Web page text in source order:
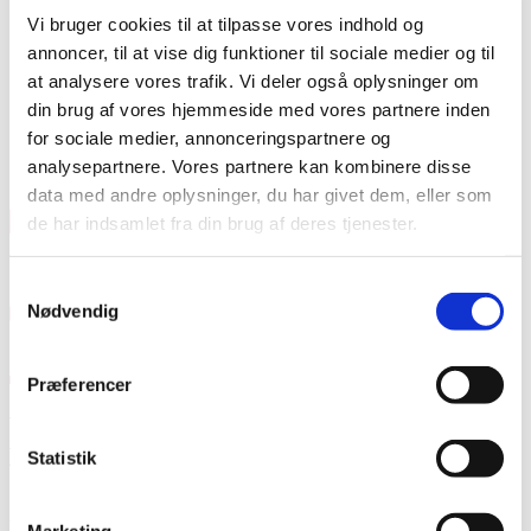
Vi bruger cookies til at tilpasse vores indhold og
annoncer, til at vise dig funktioner til sociale medier og til
at analysere vores trafik. Vi deler også oplysninger om
din brug af vores hjemmeside med vores partnere inden
for sociale medier, annonceringspartnere og
analysepartnere. Vores partnere kan kombinere disse
data med andre oplysninger, du har givet dem, eller som
de har indsamlet fra din brug af deres tjenester.
Nødvendig
Præferencer
Statistik
Personlig fortælling
forsøg på at opnå hjælp til at overkomme adskillige angstforbier,